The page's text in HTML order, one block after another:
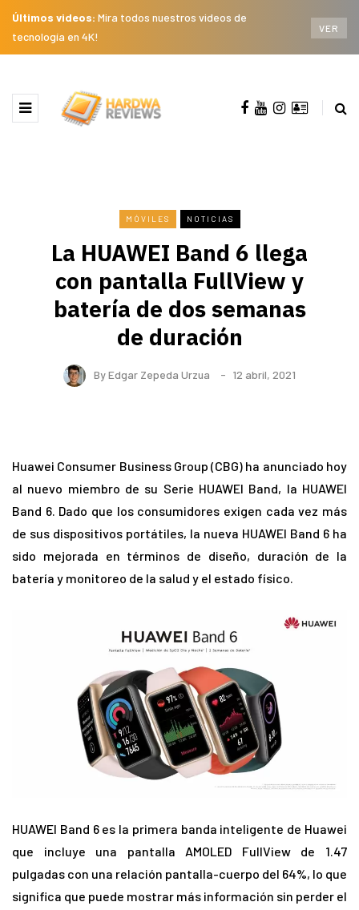
Últimos videos: Mira todos nuestros videos de
tecnología en 4K!
VER
MÓVILES NOTICIAS
La HUAWEI Band 6 llega
con pantalla FullView y
batería de dos semanas
de duración
ByEdgar Zepeda Urzua 12 abril, 2021
Huawei Consumer Business Group (CBG) ha anunciado hoy
al nuevo miembro de su Serie HUAWEI Band, la HUAWEI
Band 6. Dado que los consumidores exigen cada vez más
de sus dispositivos portátiles, la nueva HUAWEI Band 6 ha
sido mejorada en términos de diseño, duración de la
batería y monitoreo de la salud y el estado físico.
HUAWEI Band 6 es la primera banda inteligente de Huawei
que incluye una pantalla AMOLED FullView de 1.47
pulgadas con una relación pantalla-cuerpo del 64%, lo que
significa que puede mostrar más información sin perder el